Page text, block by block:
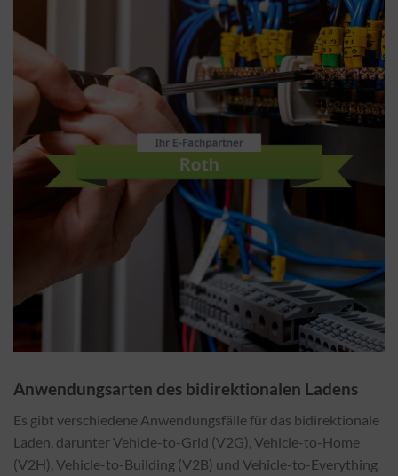
Anwendungsarten des bidirektionalen Ladens
Es gibt verschiedene Anwendungsfälle für das bidirektionale
Laden, darunter Vehicle-to-Grid (V2G), Vehicle-to-Home
(V2H), Vehicle-to-Building (V2B) und Vehicle-to-Everything